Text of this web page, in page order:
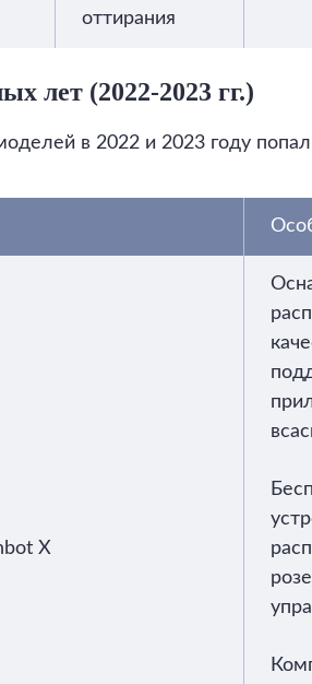
оттирания
лет (2022-2023 гг.)
в 2022 и 2023 году
X